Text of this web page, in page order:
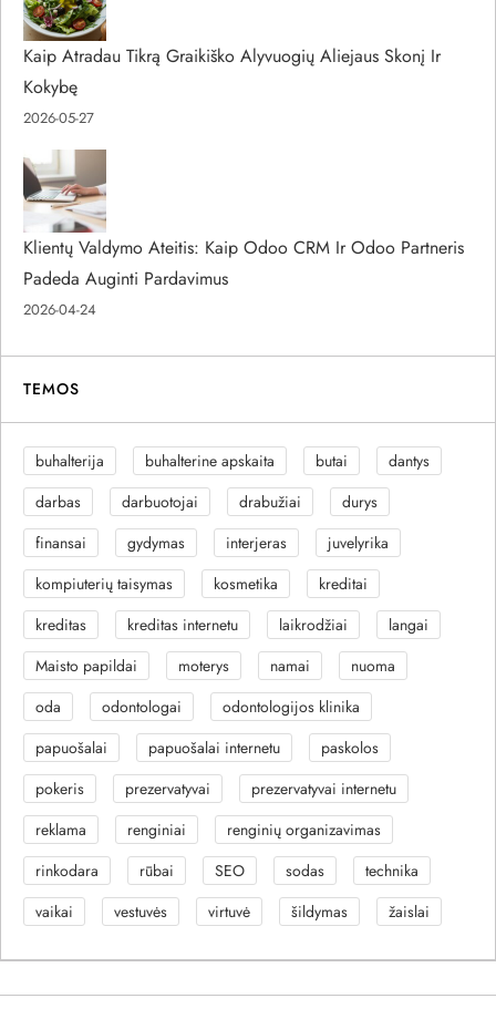
Kaip Atradau Tikrą Graikiško Alyvuogių Aliejaus Skonį Ir
Kokybę
2026-05-27
Klientų Valdymo Ateitis: Kaip Odoo CRM Ir Odoo Partneris
Padeda Auginti Pardavimus
2026-04-24
TEMOS
buhalterija buhalterine apskaita butai
dantys
darbas
darbuotojai drabužiai
durys
finansai
gydymas interjeras
juvelyrika
kompiuterių taisymas
kosmetika
kreditai
kreditas
kreditas internetu laikrodžiai
langai
Maisto papildai
moterys namai
nuoma
oda
odontologai
odontologijos klinika
papuošalai
papuošalai internetu
paskolos
pokeris
prezervatyvai
prezervatyvai internetu
reklama
renginiai
renginių organizavimas
rinkodara
rūbai SEO sodas
technika
vaikai
vestuvės virtuvė šildymas žaislai